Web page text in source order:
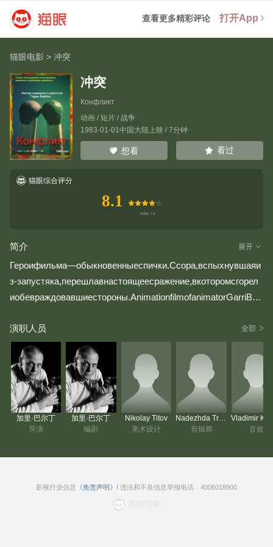
查看更多精彩评论 打开App
猫眼电影 >冲突
冲突
Конфликт
动画 / 短片 / 战争
1983-01-01中国大陆上映 / 7分钟
想看 看过
猫眼综合评分
8.1
简介 展开
Героифильма—обыкновенныеспички.Ссора,вспыхнувшаяи
з-запустяка,перешлавнастоящеесражение,вкоторомсгорел
иобевраждовавшиестороны.AnimationfilmofanimatorGarriBar
es.Onanexampleaboxofmatchesthewell-knowndirectorshowsth
eworld画片言及日用之炬也。琐碎事致不和，及至战事，悉其
为燃尽。
演职人员 全部
加里·巴尔丁
导演
加里·巴尔丁
编剧
Nikolay Titov
美术设计
剪辑师
音效
影视行业信息 《免责声明》 I 违法和不良信息举报电话：4006018900